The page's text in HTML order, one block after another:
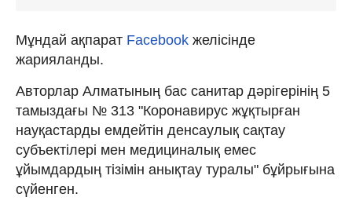
Мұндай ақпарат Facebook желісінде
жарияланды.
Авторлар Алматының бас санитар дәрігерінің 5
тамыздағы № 313 "Коронавирус жұқтырған
науқастарды емдейтін денсаулық сақтау
субъектілері мен медициналық емес
ұйымдардың тізімін анықтау туралы" бұйрығына
сүйенген.